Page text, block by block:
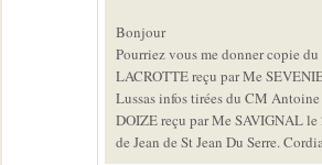
Bonjour
Pourriez vous me donner copie du
LACROTTE reçu par Me
Lussas infos tirées du CM
DOIZE reçu par Me SAVIGNAL
de Jean de St Jean Du Serre.